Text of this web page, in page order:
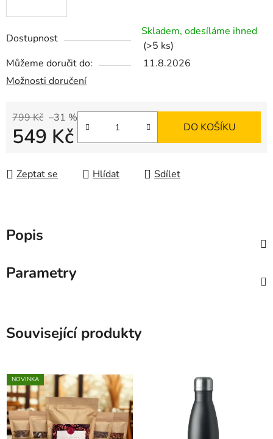
Dostupnost
Skladem, odesíláme ihned
(>5 ks)
Můžeme doručit do:
11.8.2026
Možnosti doručení
799 Kč –31 %
549 Kč DO KOŠÍKU
Zeptat se Hlídat Sdílet
Popis
Parametry
Související produkty
NOVINKA